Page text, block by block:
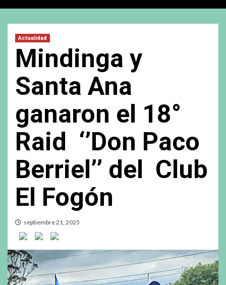
Actualidad
Mindinga y
Santa Ana
ganaron el 18°
Raid ‘’Don Paco
Berriel’’ del Club
El Fogón
septiembre 21, 2025